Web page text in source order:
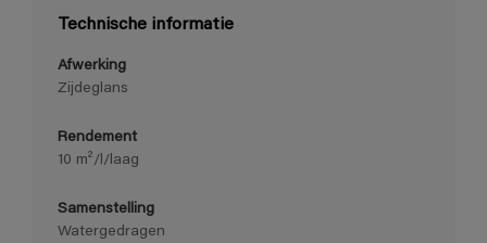
Technische informatie
Afwerking
Zijdeglans
Rendement
10 m²/l/laag
Samenstelling
Watergedragen